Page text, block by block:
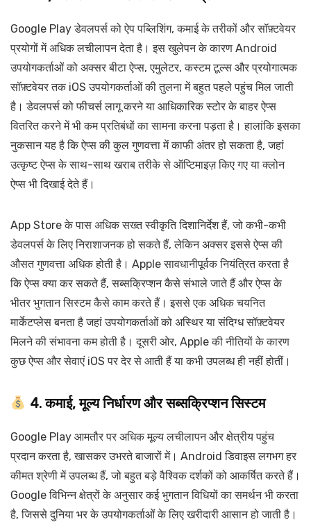
Google Play डेवलपर्स को ऐप पब्लिशिंग, कमाई के तरीकों और सॉफ़्टवेयर
प्रयोगों में अधिक लचीलापन देता है। इस खुलेपन के कारण Android
उपयोगकर्ताओं को अक्सर बीटा ऐप्स, एमुलेटर, कस्टम टूल्स और प्रयोगात्मक
सॉफ़्टवेयर तक iOS उपयोगकर्ताओं की तुलना में बहुत पहले पहुंच मिल जाती
है। डेवलपर्स को फीचर्स लागू करने या आधिकारिक स्टोर के बाहर ऐप्स
वितरित करने में भी कम प्रतिबंधों का सामना करना पड़ता है। हालांकि इसका
नुकसान यह है कि ऐप्स की कुल गुणवत्ता में काफी अंतर हो सकता है, जहां
उत्कृष्ट ऐप्स के साथ-साथ खराब तरीके से ऑप्टिमाइज़ किए गए या क्लोन
ऐप्स भी दिखाई देते हैं।
App Store के पास अधिक सख्त स्वीकृति दिशानिर्देश हैं, जो कभी-कभी
डेवलपर्स के लिए निराशाजनक हो सकते हैं, लेकिन अक्सर इससे ऐप्स की
औसत गुणवत्ता अधिक होती है। Apple सावधानीपूर्वक नियंत्रित करता है
कि ऐप्स क्या कर सकते हैं, सब्सक्रिप्शन कैसे संभाले जाते हैं और ऐप्स के
भीतर भुगतान सिस्टम कैसे काम करते हैं। इससे एक अधिक चयनित
मार्केटप्लेस बनता है जहां उपयोगकर्ताओं को अस्थिर या संदिग्ध सॉफ़्टवेयर
मिलने की संभावना कम होती है। दूसरी ओर, Apple की नीतियों के कारण
कुछ ऐप्स और सेवाएं iOS पर देर से आती हैं या कभी उपलब्ध ही नहीं होतीं।
4. कमाई, मूल्य निर्धारण और सब्सक्रिप्शन सिस्टम
Google Play आमतौर पर अधिक मूल्य लचीलापन और क्षेत्रीय पहुंच
प्रदान करता है, खासकर उभरते बाजारों में। Android डिवाइस लगभग हर
कीमत श्रेणी में उपलब्ध हैं, जो बहुत बड़े वैश्विक दर्शकों को आकर्षित करते हैं।
Google विभिन्न क्षेत्रों के अनुसार कई भुगतान विधियों का समर्थन भी करता
है, जिससे दुनिया भर के उपयोगकर्ताओं के लिए खरीदारी आसान हो जाती है।